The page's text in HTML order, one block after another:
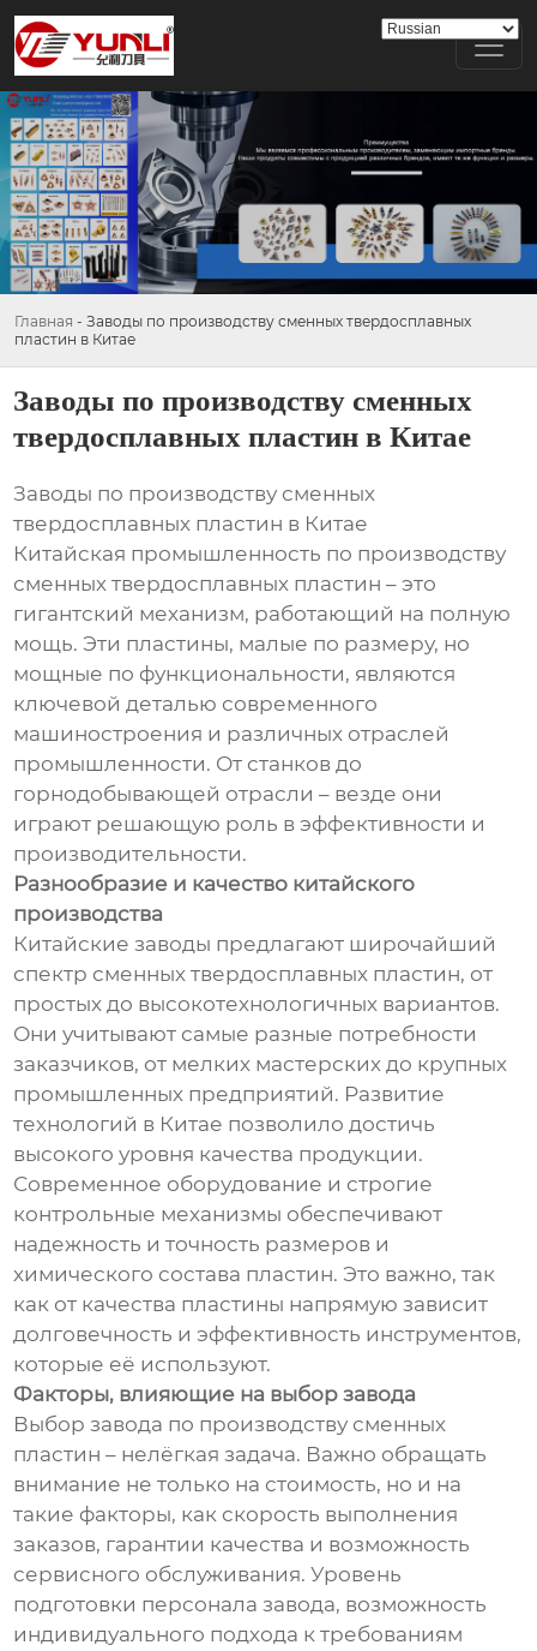
Главная - Заводы по производству сменных твердосплавных
пластин в Китае
Заводы по производству сменных
твердосплавных пластин в Китае
Заводы по производству сменных
твердосплавных пластин в Китае
Китайская промышленность по производству
сменных твердосплавных пластин – это
гигантский механизм, работающий на полную
мощь. Эти пластины, малые по размеру, но
мощные по функциональности, являются
ключевой деталью современного
машиностроения и различных отраслей
промышленности. От станков до
горнодобывающей отрасли – везде они
играют решающую роль в эффективности и
производительности.
Разнообразие и качество китайского
производства
Китайские заводы предлагают широчайший
спектр сменных твердосплавных пластин, от
простых до высокотехнологичных вариантов.
Они учитывают самые разные потребности
заказчиков, от мелких мастерских до крупных
промышленных предприятий. Развитие
технологий в Китае позволило достичь
высокого уровня качества продукции.
Современное оборудование и строгие
контрольные механизмы обеспечивают
надежность и точность размеров и
химического состава пластин. Это важно, так
как от качества пластины напрямую зависит
долговечность и эффективность инструментов,
которые её используют.
Факторы, влияющие на выбор завода
Выбор завода по производству сменных
пластин – нелёгкая задача. Важно обращать
внимание не только на стоимость, но и на
такие факторы, как скорость выполнения
заказов, гарантии качества и возможность
сервисного обслуживания. Уровень
подготовки персонала завода, возможность
индивидуального подхода к требованиям